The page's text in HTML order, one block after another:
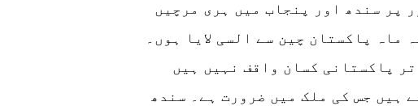
پر سندھ اور پنجاب میں ہری مرچیں
ماہ پاکستان چین سے السی لایا ہوں۔
پاکستانی کسان واقف نہیں ہیں
ہیں جس کی ملک میں ضرورت ہے۔ سندھ